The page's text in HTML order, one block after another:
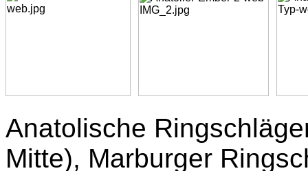
Anatolische
Mitte), Marburger